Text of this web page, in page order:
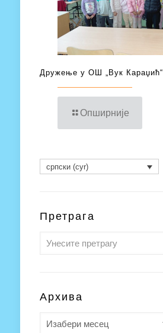
Дружење у ОШ „Вук Караџић“
Опширније
српски (cyr)
Претрага
Архива